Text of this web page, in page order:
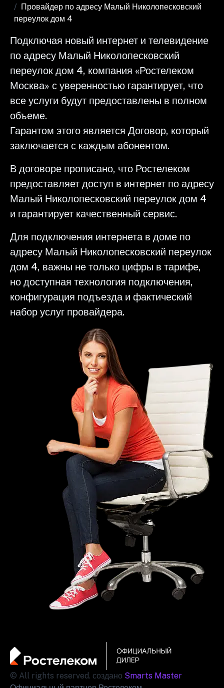
Провайдер по адресу Малый Николопесковский
переулок дом 4
Подключая новый интернет и телевидение
по адресу Малый Николопесковский
переулок дом 4, компания «Ростелеком
Москва» с уверенностью гарантирует, что
все услуги будут предоставлены в полном
объеме.
Гарантом этого является Договор, который
заключается с каждым абонентом.
В договоре прописано, что Ростелеком
предоставляет доступ в интернет по адресу
Малый Николопесковский переулок дом 4
и гарантирует качественный сервис.
Для подключения интернета в доме по
адресу Малый Николопесковский переулок
дом 4, важны не только цифры в тарифе,
но доступная технология подключения,
конфигурация подъезда и фактический
набор услуг провайдера.
© All rights reserved. создано Smarts Master